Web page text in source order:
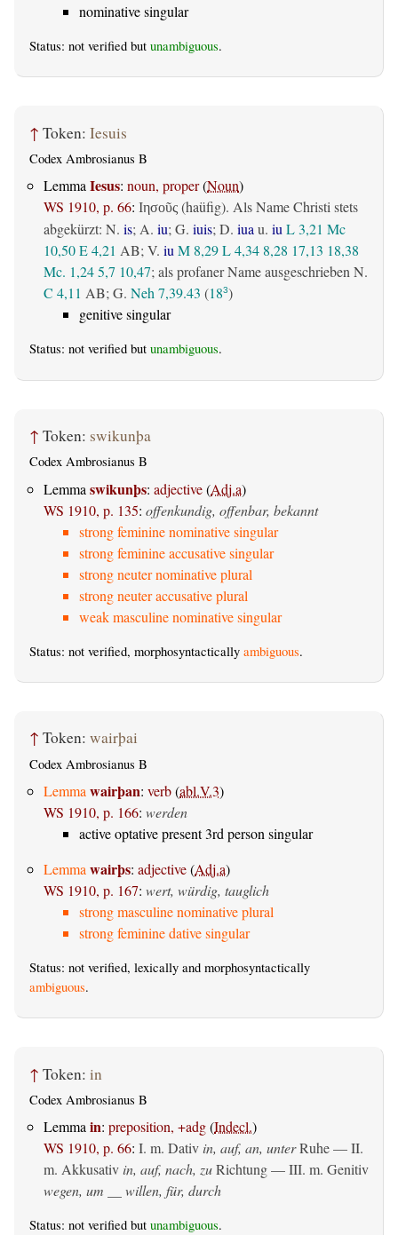
nominative singular
Status: not verified but unambiguous.
↑ Token: Iesuis
Codex Ambrosianus B
LemmaIesus: noun, proper(Noun)
WS 1910, p. 66: Ιησοῦς (haüfig). Als Name Christi stets
abgekürzt: N. is; A. iu; G. iuis; D. iuau. iuL 3,21 Mc
10,50E 4,21 AB; V. iuM 8,29L 4,34 8,28 17,13 18,38
Mc. 1,245,7 10,47; als profaner Name ausgeschrieben N.
C 4,11 AB; G. Neh 7,39.43 (183)
genitive singular
Status: not verified but unambiguous.
↑ Token: swikunþa
Codex Ambrosianus B
Lemma swikunþs: adjective(Adj.a)
WS 1910, p. 135: offenkundig, offenbar, bekannt
strong feminine nominative singular
strong feminine accusative singular
strong neuter nominative plural
strong neuter accusative plural
weak masculine nominative singular
Status: not verified, morphosyntactically ambiguous.
↑ Token: wairþai
Codex Ambrosianus B
Lemma wairþan: verb(abl.V.3)
WS 1910, p. 166: werden
active optative present 3rd person singular
Lemma wairþs: adjective(Adj.a)
WS 1910, p. 167: wert, würdig, tauglich
strong masculine nominative plural
strong feminine dative singular
Status: not verified, lexically and morphosyntactically
ambiguous.
↑ Token: in
Codex Ambrosianus B
Lemma in: preposition, +adg(Indecl.)
WS 1910, p. 66: I. m. Dativ in, auf, an, unterRuhe — II.
m. Akkusativ in, auf, nach, zuRichtung — III. m. Genitiv
wegen, um __ willen, für, durch
Status: not verified but unambiguous.